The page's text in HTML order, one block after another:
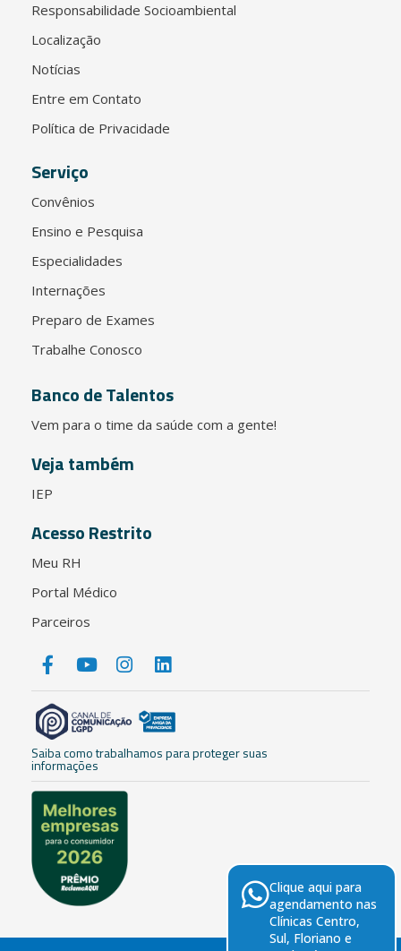
Responsabilidade Socioambiental
Localização
Notícias
Entre em Contato
Política de Privacidade
Serviço
Convênios
Ensino e Pesquisa
Especialidades
Internações
Preparo de Exames
Trabalhe Conosco
Banco de Talentos
Vem para o time da saúde com a gente!
Veja também
IEP
Acesso Restrito
Meu RH
Portal Médico
Parceiros
Saiba como trabalhamos para proteger suas
informações
Clique aqui para
agendamento nas
Clínicas Centro,
Sul, Floriano e